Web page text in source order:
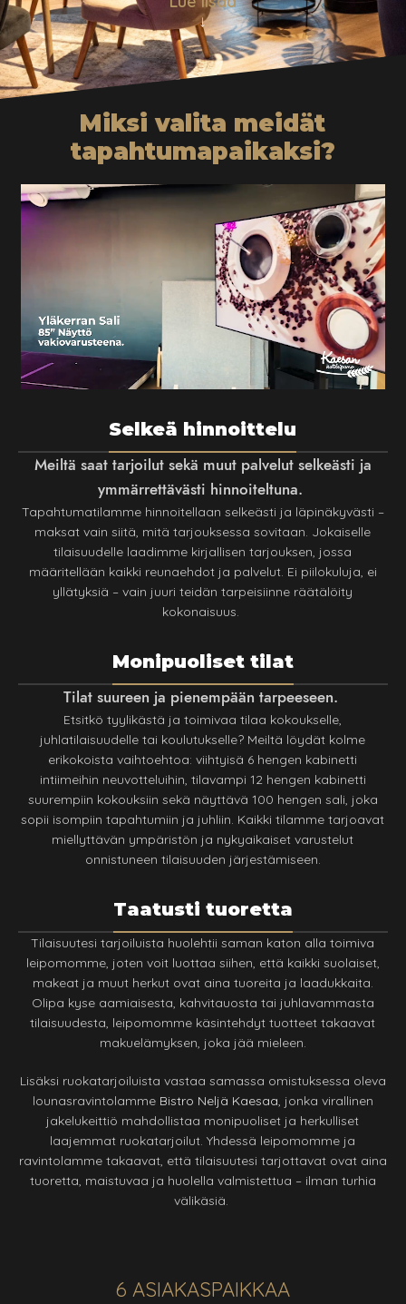
↓
Miksi valita meidät
tapahtumapaikaksi?
Selkeä hinnoittelu
Meiltä saat tarjoilut sekä muut palvelut selkeästi ja
ymmärrettävästi hinnoiteltuna.
Tapahtumatilamme hinnoitellaan selkeästi ja läpinäkyvästi –
maksat vain siitä, mitä tarjouksessa sovitaan. Jokaiselle
tilaisuudelle laadimme kirjallisen tarjouksen, jossa
määritellään kaikki reunaehdot ja palvelut. Ei piilokuluja, ei
yllätyksiä – vain juuri teidän tarpeisiinne räätälöity
kokonaisuus.
Monipuoliset tilat
Tilat suureen ja pienempään tarpeeseen.
Etsitkö tyylikästä ja toimivaa tilaa kokoukselle,
juhlatilaisuudelle tai koulutukselle? Meiltä löydät kolme
erikokoista vaihtoehtoa: viihtyisä 6 hengen kabinetti
intiimeihin neuvotteluihin, tilavampi 12 hengen kabinetti
suurempiin kokouksiin sekä näyttävä 100 hengen sali, joka
sopii isompiin tapahtumiin ja juhliin. Kaikki tilamme tarjoavat
miellyttävän ympäristön ja nykyaikaiset varustelut
onnistuneen tilaisuuden järjestämiseen.
Taatusti tuoretta
Tilaisuutesi tarjoiluista huolehtii saman katon alla toimiva
leipomomme, joten voit luottaa siihen, että kaikki suolaiset,
makeat ja muut herkut ovat aina tuoreita ja laadukkaita.
Olipa kyse aamiaisesta, kahvitauosta tai juhlavammasta
tilaisuudesta, leipomomme käsintehdyt tuotteet takaavat
makuelämyksen, joka jää mieleen.
Lisäksi ruokatarjoiluista vastaa samassa omistuksessa oleva
lounasravintolamme Bistro Neljä Kaesaa, jonka virallinen
jakelukeittiö mahdollistaa monipuoliset ja herkulliset
laajemmat ruokatarjoilut. Yhdessä leipomomme ja
ravintolamme takaavat, että tilaisuutesi tarjottavat ovat aina
tuoretta, maistuvaa ja huolella valmistettua – ilman turhia
välikäsiä.
6 ASIAKASPAIKKAA